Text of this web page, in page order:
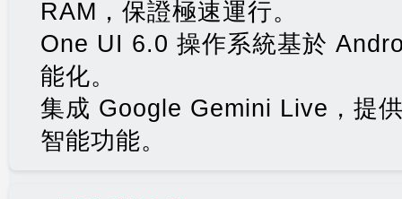
RAM，保證極速運行。
One UI 6.0 操作系統基於
能化。
集成 Google Gemini Live，提
智能功能。